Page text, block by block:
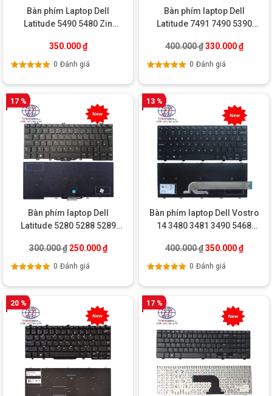
Bàn phím Laptop Dell
Latitude 5490 5480 Zin
350.000₫
0 Đánh giá
Bàn phím laptop Dell
Latitude 7491 7490 5390
400.000₫ Giá gốc là:
330.000₫Giá
0 Đánh giá
17 %
Bàn phím laptop Dell
Latitude 5280 5288 5289
300.000₫ Giá gốc là: 300.000 ₫.
250.000₫Giá hiện tại là: 250.000 ₫.
0 Đánh giá
13 %
Bàn phím laptop Dell Vostro
14 3480 3481 3490 5468
400.000₫ Giá gốc là:
350.000₫Giá
0 Đánh giá
20 % 17 %